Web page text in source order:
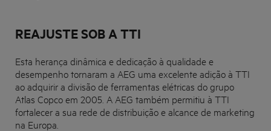
REAJUSTE SOB A TTI
Esta herança dinâmica e dedicação à qualidade e
desempenho tornaram a AEG uma excelente adição à TTI
ao adquirir a divisão de ferramentas elétricas do grupo
Atlas Copco em 2005. A AEG também permitiu à TTI
fortalecer a sua rede de distribuição e alcance de marketing
na Europa.